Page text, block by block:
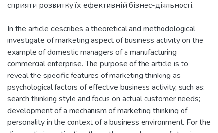
In the article describes a theoretical and methodological
investigate of marketing aspect of business activity on the
example of domestic managers of a manufacturing
commercial enterprise. The purpose of the article is to
reveal the specific features of marketing thinking as
psychological factors of effective business activity, such as:
search thinking style and focus on actual customer needs;
development of a mechanism of marketing thinking of
personality in the context of a business environment. For the